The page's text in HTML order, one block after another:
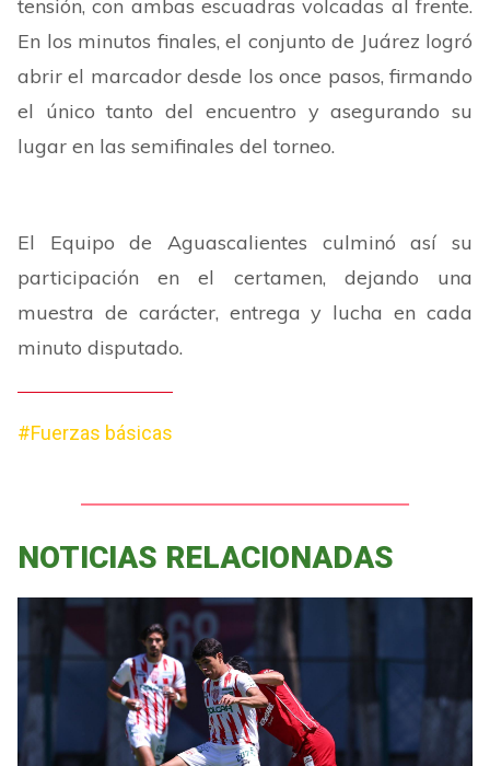
tensión, con ambas escuadras volcadas al frente.
En los minutos finales, el conjunto de Juárez logró
abrir el marcador desde los once pasos, firmando
el único tanto del encuentro y asegurando su
lugar en las semifinales del torneo.
El Equipo de Aguascalientes culminó así su
participación en el certamen, dejando una
muestra de carácter, entrega y lucha en cada
minuto disputado.
#Fuerzas básicas
NOTICIAS RELACIONADAS